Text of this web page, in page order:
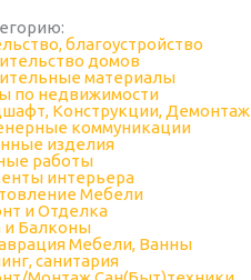
благоустройство
домов
материалы
по недвижимости
Конструкции, Демонтаж
коммуникации
изделия
работы
интерьера
Мебели
и Отделка
и Балконы
Мебели, Ванны
санитария